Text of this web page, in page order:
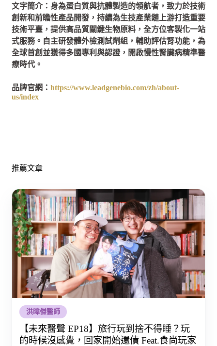
文字簡介：身為蛋白質與抗體製造的領航者，致力於技術
創新和前瞻性產品開發，持續為生技產業鏈上游打造重要
技術平臺，提供高品質關鍵生物原料，全方位客製化一站
式服務。自主研發體外檢測試劑組，輔助評估腎功能，為
全球首創並獲得多國專利與認證，開啟慢性腎臟病精準醫
療時代。
品牌官網： https://www.leadgenebio.com/zh/about-
us/index
推薦文章
洪暐傑醫師
【未來醫聲 EP18】旅行玩到捨不得睡？玩
的時候沒感覺，回家開始還債 Feat.食尚玩家